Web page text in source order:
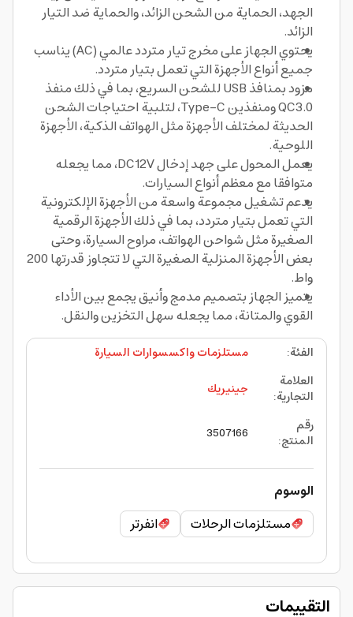
الجهد، الحماية من الشحن الزائد، والحماية ضد التيار
الزائد.
يحتوي الجهاز على مخرج تيار متردد عالمي (AC) يناسب
جميع أنواع الأجهزة التي تعمل بتيار متردد.
مزود بمنافذ USB للشحن السريع، بما في ذلك منفذ
QC3.0 ومنفذين Type-C، لتلبية احتياجات الشحن
الحديثة لمختلف الأجهزة مثل الهواتف الذكية، الأجهزة
اللوحية.
يعمل المحول على جهد إدخال DC12V، مما يجعله
متوافقا مع معظم أنواع السيارات.
يدعم تشغيل مجموعة واسعة من الأجهزة الإلكترونية
التي تعمل بتيار متردد، بما في ذلك الأجهزة الرقمية
الصغيرة مثل شواحن الهواتف، مراوح السيارة، وحتى
بعض الأجهزة المنزلية الصغيرة التي لا تتجاوز قدرتها 200
واط.
يتميز الجهاز بتصميم مدمج وأنيق يجمع بين الأداء
القوي والمتانة، مما يجعله سهل التخزين والنقل.
الفئة:
مستلزمات واكسسوارات السيارة
العلامة
التجارية:
جينيريك
رقم
المنتج:
3507166
الوسوم
مستلزمات الرحلات
انفرتر
التقييمات